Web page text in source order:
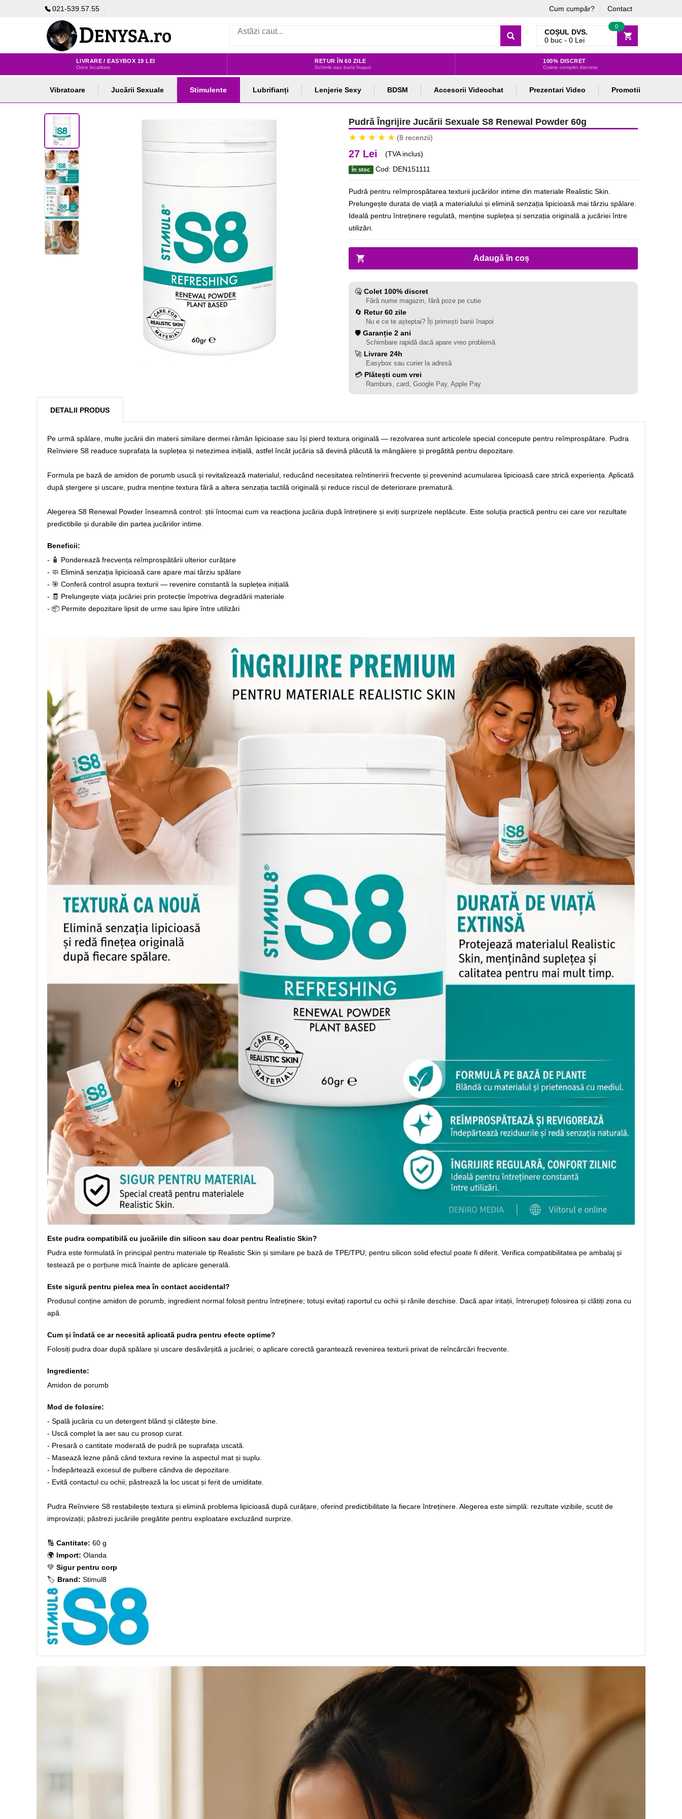
021-539.57.55 Cum cumpăr? Contact
COȘUL DVS.
0 buc - 0 Lei
0
LIVRARE / EASYBOX 19 LEI
Orice localitate
RETUR ÎN 60 ZILE
Schimb sau banii înapoi
100% DISCRET
Colete complet discrete
Vibratoare Jucării Sexuale Stimulente Lubrifianți Lenjerie Sexy BDSM Accesorii Videochat Prezentari Video Promotii
Pudră Îngrijire Jucării Sexuale S8 Renewal Powder 60g
(8 recenzii)
27 Lei (TVA inclus)
În stoc Cod: DEN151111
Pudră pentru reîmprospătarea texturii jucăriilor intime din materiale Realistic Skin.
Prelungește durata de viață a materialului și elimină senzația lipicioasă mai târziu spălare.
Ideală pentru întreținere regulată, menține suplețea și senzația originală a jucăriei între
utilizări.
Adaugă în coș
🤐 Colet 100% discret
Fără nume magazin, fără poze pe cutie
🔄 Retur 60 zile
Nu e ce te așteptai? Îți primești banii înapoi
🛡️ Garanție 2 ani
Schimbare rapidă dacă apare vreo problemă
🚀 Livrare 24h
Easybox sau curier la adresă
💳 Plătești cum vrei
Ramburs, card, Google Pay, Apple Pay
DETALII PRODUS
Pe urmă spălare, multe jucării din materii similare dermei rămân lipicioase sau își pierd textura originală — rezolvarea sunt articolele special concepute pentru reîmprospătare. Pudra
Reînviere S8 readuce suprafața la suplețea și netezimea inițială, astfel încât jucăria să devină plăcută la mângâiere și pregătită pentru depozitare.
Formula pe bază de amidon de porumb usucă și revitalizează materialul, reducând necesitatea reîntineririi frecvente și prevenind acumularea lipicioasă care strică experiența. Aplicată
după ștergere și uscare, pudra menține textura fără a altera senzația tactilă originală și reduce riscul de deteriorare prematură.
Alegerea S8 Renewal Powder înseamnă control: știi întocmai cum va reacționa jucăria după întreținere și eviți surprizele neplăcute. Este soluția practică pentru cei care vor rezultate
predictibile și durabile din partea jucăriilor intime.
Beneficii:
- 🧴 Ponderează frecvența reîmprospătării ulterior curățare
- 🧼 Elimină senzația lipicioasă care apare mai târziu spălare
- 🎯 Conferă control asupra texturii — revenire constantă la suplețea inițială
- 🧾 Prelungește viața jucăriei prin protecție împotriva degradării materiale
- 📦 Permite depozitare lipsit de urme sau lipire între utilizări
Este pudra compatibilă cu jucăriile din silicon sau doar pentru Realistic Skin?
Pudra este formulată în principal pentru materiale tip Realistic Skin și similare pe bază de TPE/TPU; pentru silicon solid efectul poate fi diferit. Verifica compatibilitatea pe ambalaj și
testează pe o porțiune mică înainte de aplicare generală.
Este sigură pentru pielea mea în contact accidental?
Produsul conține amidon de porumb, ingredient normal folosit pentru întreținere; totuși evitați raportul cu ochii și rănile deschise. Dacă apar iritații, întrerupeți folosirea și clătiți zona cu
apă.
Cum și îndată ce ar necesită aplicată pudra pentru efecte optime?
Folosiți pudra doar după spălare și uscare desăvârșită a jucăriei; o aplicare corectă garantează revenirea texturii privat de reîncărcări frecvente.
Ingrediente:
Amidon de porumb
Mod de folosire:
- Spală jucăria cu un detergent blând și clătește bine.
- Uscă complet la aer sau cu prosop curat.
- Presară o cantitate moderată de pudră pe suprafața uscată.
- Masează lezne până când textura revine la aspectul mat și suplu.
- Îndepărtează excesul de pulbere cândva de depozitare.
- Evită contactul cu ochii; păstrează la loc uscat și ferit de umiditate.
Pudra Reînviere S8 restabilește textura și elimină problema lipicioasă după curățare, oferind predictibilitate la fiecare întreținere. Alegerea este simplă: rezultate vizibile, scutit de
improvizații; păstrezi jucăriile pregătite pentru exploatare excluzând surprize.
🔢 Cantitate: 60 g
🌍 Import: Olanda
💚 Sigur pentru corp
🏷️ Brand: Stimul8